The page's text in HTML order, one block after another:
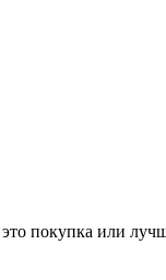
покупка или